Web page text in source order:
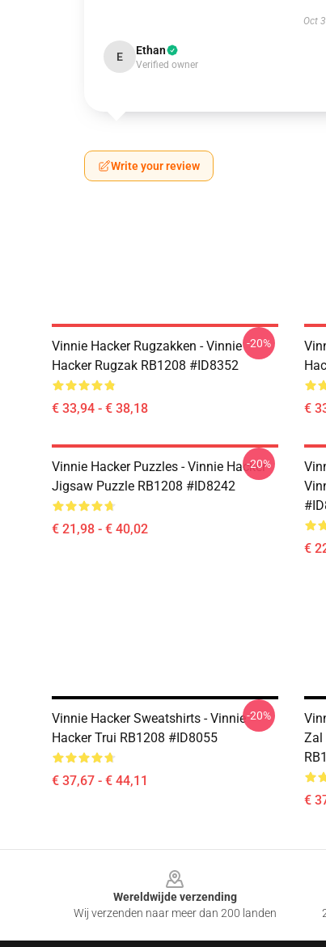
Oct
E Ethan
Verified owner
Write your review
Vinnie Hacker Rugzakken - Vinnie
Hacker Rugzak RB1208 #ID8352
€ 33,94 - € 38,18
-20%
€
Vinnie Hacker Puzzles - Vinnie Hacker
Jigsaw Puzzle RB1208 #ID8242
€ 21,98 - € 40,02
-20%
€
Vinnie Hacker Sweatshirts - Vinnie
Hacker Trui RB1208 #ID8055
€ 37,67 - € 44,11
-20%
Zal
€
Wereldwijde verzending
Wij verzenden naar meer dan 200 landen